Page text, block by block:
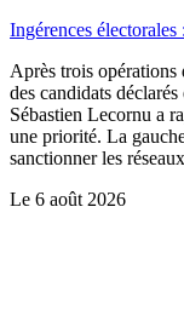
Ingérences
Après trois
des candidats
Sébastien Lecornu a
une priorité. La
sanctionner les
Le 6 août 2026